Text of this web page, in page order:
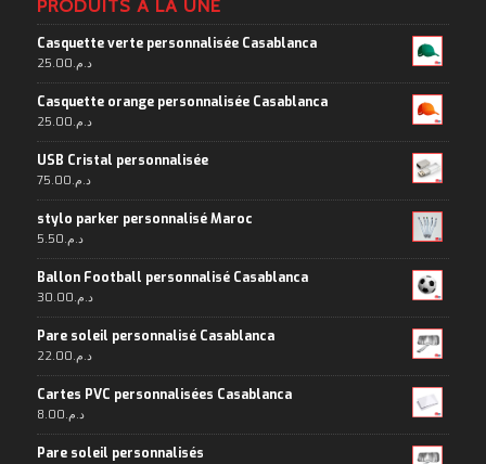
PRODUITS À LA UNE
Casquette verte personnalisée Casablanca
د.م.25.00
Casquette orange personnalisée Casablanca
د.م.25.00
USB Cristal personnalisée
د.م.75.00
stylo parker personnalisé Maroc
د.م.5.50
Ballon Football personnalisé Casablanca
د.م.30.00
Pare soleil personnalisé Casablanca
د.م.22.00
Cartes PVC personnalisées Casablanca
د.م.8.00
Pare soleil personnalisés